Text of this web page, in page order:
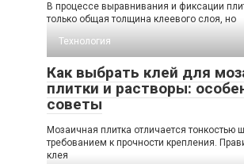
В процессе выравнивания и фиксации
только общая толщина клеевого слоя, но
Технология
Как выбрать клей для
плитки и растворы:
советы
Мозаичная плитка отличается тонкостью
требованием к прочности крепления.
клея